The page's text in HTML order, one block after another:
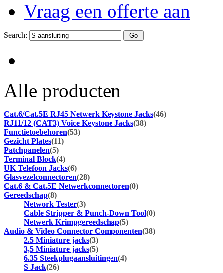
Vraag een offerte aan
Search:
Alle producten
Cat.6/Cat.5E RJ45 Netwerk Keystone Jacks(46)
RJ11/12 (CAT3) Voice Keystone Jacks(38)
Functietoebehoren(53)
Gezicht Plates(11)
Patchpanelen(5)
Terminal Block(4)
UK Telefoon Jacks(6)
Glasvezelconnectoren(28)
Cat.6 & Cat.5E Netwerkconnectoren(0)
Gereedschap(8)
Network Tester(3)
Cable Stripper & Punch-Down Tool(0)
Netwerk Krimpgereedschap(5)
Audio & Video Connector Componenten(38)
2.5 Miniature jacks(3)
3,5 Miniature jacks(5)
6.35 Steekplugaansluitingen(4)
S Jack(26)